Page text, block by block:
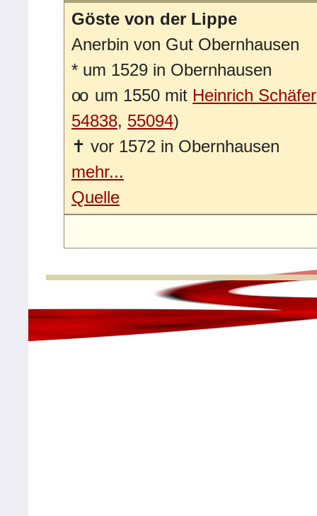
Göste von der Lippe
Anerbin von Gut Obernhausen
* um 1529 in Obernhausen
oo um 1550 mit Heinrich Schäfer
54838, 55094)
✝ vor 1572 in Obernhausen
mehr...
Quelle